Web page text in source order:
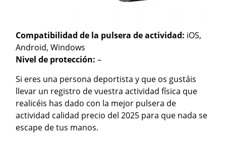
Compatibilidad de la pulsera de actividad: iOS,
Android, Windows
Nivel de protección:–
Si eres una persona deportista y que os gustáis
llevar un registro de vuestra actividad física que
realicéis has dado con la mejor pulsera de
actividad calidad precio del 2025 para que nada se
escape de tus manos.